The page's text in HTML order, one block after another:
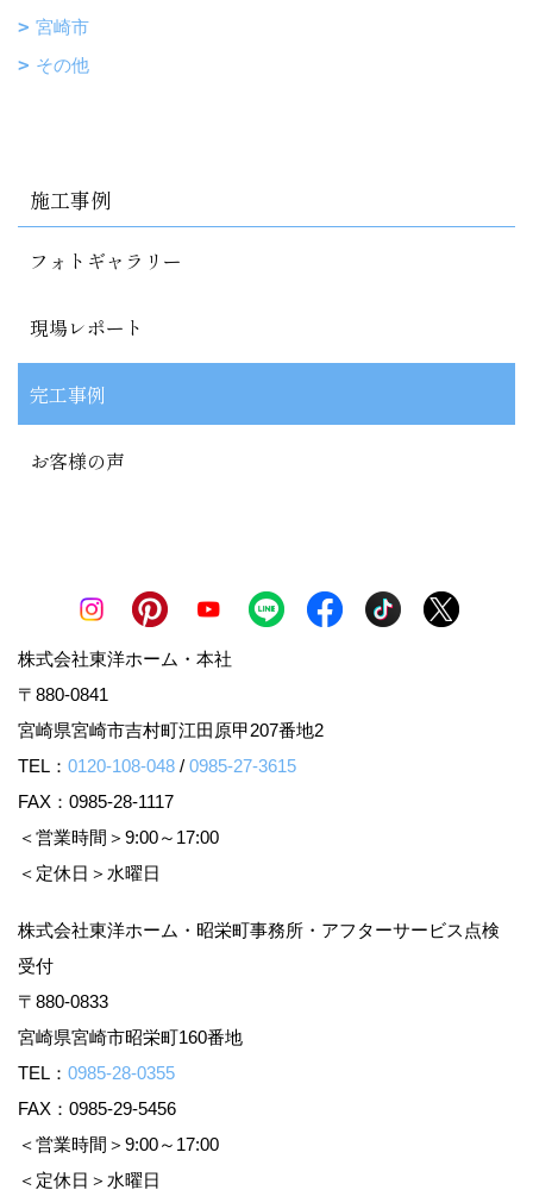
宮崎市
その他
施工事例
フォトギャラリー
現場レポート
完工事例
お客様の声
株式会社東洋ホーム・本社
〒880-0841
宮崎県宮崎市吉村町江田原甲207番地2
TEL： 0120-108-048 / 0985-27-3615
FAX：0985-28-1117
＜営業時間＞9:00～17:00
＜定休日＞水曜日
株式会社東洋ホーム・昭栄町事務所・アフターサービス点検
受付
〒880-0833
宮崎県宮崎市昭栄町160番地
TEL： 0985-28-0355
FAX：0985-29-5456
＜営業時間＞9:00～17:00
＜定休日＞水曜日